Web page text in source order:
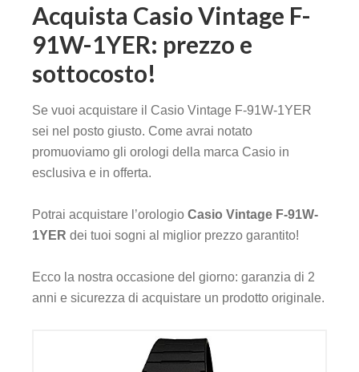
Acquista Casio Vintage F-
91W-1YER: prezzo e
sottocosto!
Se vuoi acquistare il Casio Vintage F-91W-1YER
sei nel posto giusto. Come avrai notato
promuoviamo gli orologi della marca Casio in
esclusiva e in offerta.
Potrai acquistare l’orologio Casio Vintage F-91W-
1YER dei tuoi sogni al miglior prezzo garantito!
Ecco la nostra occasione del giorno: garanzia di 2
anni e sicurezza di acquistare un prodotto originale.